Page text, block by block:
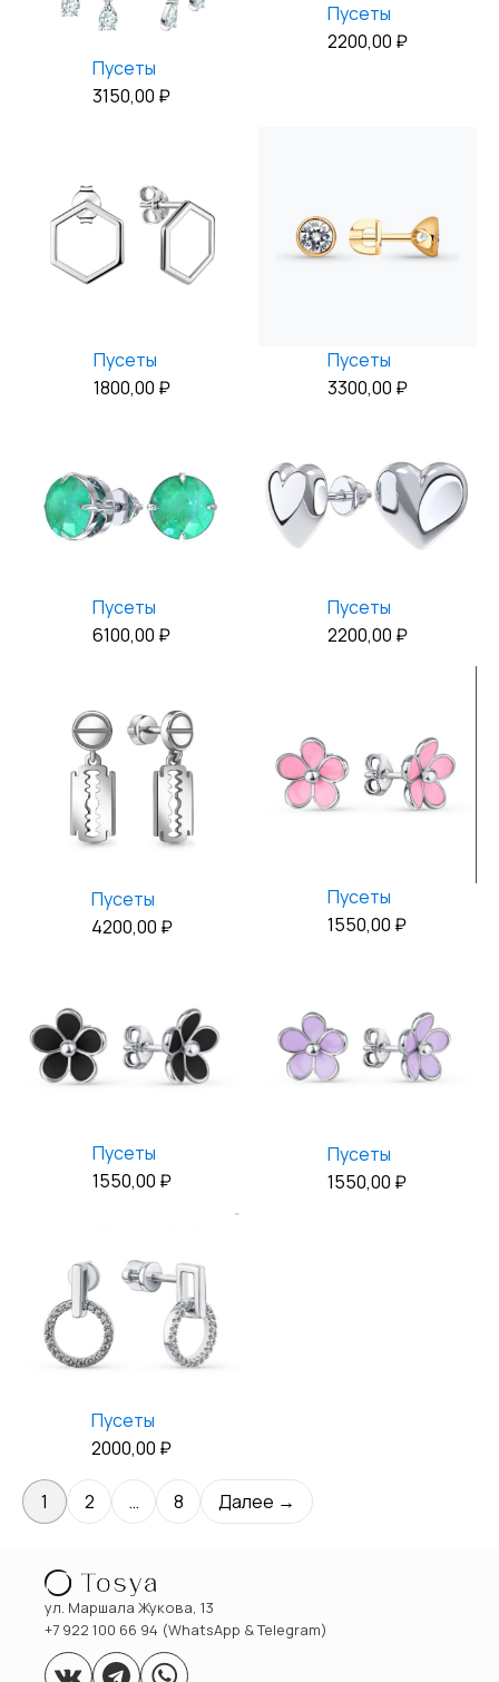
Пусеты
3150,00 ₽
Пусеты
2200,00 ₽
Пусеты
1800,00 ₽
Пусеты
3300,00 ₽
Пусеты
6100,00 ₽
Пусеты
2200,00 ₽
Пусеты
4200,00 ₽
Пусеты
1550,00 ₽
Пусеты
1550,00 ₽
Пусеты
1550,00 ₽
Пусеты
2000,00 ₽
1 2 … 8 Далее →
ул. Маршала Жукова, 13
+7 922 100 66 94 (WhatsApp & Telegram)